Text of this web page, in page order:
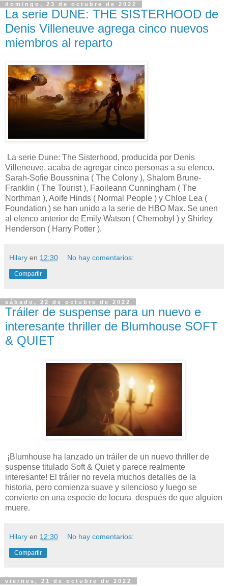
domingo, 23 de octubre de 2022
La serie DUNE: THE SISTERHOOD de
Denis Villeneuve agrega cinco nuevos
miembros al reparto
La serie Dune: The Sisterhood, producida por Denis
Villeneuve, acaba de agregar cinco personas a su elenco.
Sarah-Sofie Boussnina ( The Colony ), Shalom Brune-
Franklin ( The Tourist ), Faoileann Cunningham ( The
Northman ), Aoife Hinds ( Normal People ) y Chloe Lea (
Foundation ) se han unido a la serie de HBO Max. Se unen
al elenco anterior de Emily Watson ( Chernobyl ) y Shirley
Henderson ( Harry Potter ).
Hilary en 12:30 No hay comentarios:
Compartir
sábado, 22 de octubre de 2022
Tráiler de suspense para un nuevo e
interesante thriller de Blumhouse SOFT
& QUIET
¡Blumhouse ha lanzado un tráiler de un nuevo thriller de
suspense titulado Soft & Quiet y parece realmente
interesante! El tráiler no revela muchos detalles de la
historia, pero comienza suave y silencioso y luego se
convierte en una especie de locura después de que alguien
muere.
Hilary en 12:30 No hay comentarios:
Compartir
viernes, 21 de octubre de 2022